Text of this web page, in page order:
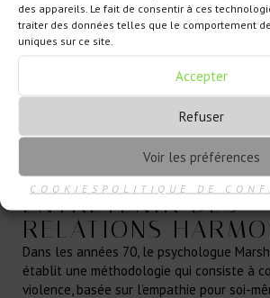
des appareils. Le fait de consentir à ces
traiter des données telles que le comportement
uniques sur ce site.
Accepter
Refuser
Voir les préférences
COOKIES POLITIQUE DE
ENTRETENIR DES
RELATIONS
Dans les années 70, le psychologue
établit une méthodologie qui consiste à
violence, basée sur l’empathie pour soi-